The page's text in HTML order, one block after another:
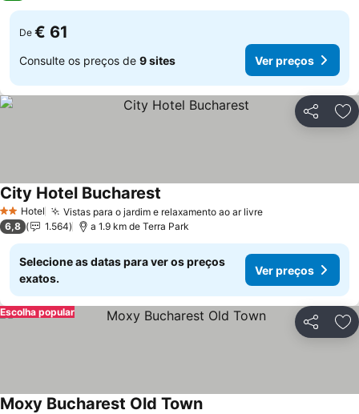
De € 61
Consulte os preços de 9 sites Ver preços
Partilhar
2 Estrelas
Hotel Vistas para o jardim e relaxamento ao ar livreVer preços
City Hotel Bucharest
6,8 1.564 a 1.9 km de Terra Park
Selecione as datas para ver os preços
exatos.
Ver preços
Partilhar
Escolha popular
Moxy Bucharest Old Town